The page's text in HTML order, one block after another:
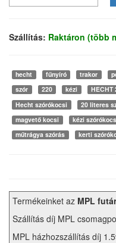
Szállítás: Raktáron (több
hecht fűnyíró trakor
szór
220 kézi HECHT
Hecht szórókocsi
20 literes
magvető kocsi
kézi
műtrágya szórás
kerti
Termékeinket az MPL
Szállítás díj MPL
MPL házhozszállítás díj